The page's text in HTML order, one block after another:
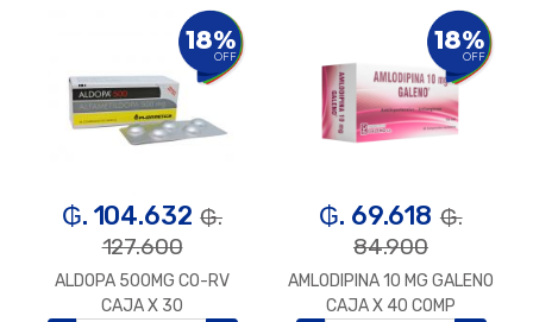
18%
OFF
₲. 104.632 ₲.
127.600
ALDOPA 500MG CO-RV
CAJA X 30
18%
OFF
₲. 69.618 ₲.
84.900
AMLODIPINA 10 MG GALENO
CAJA X 40 COMP